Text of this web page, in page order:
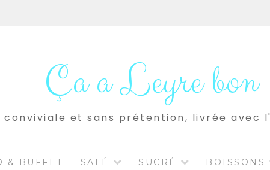
Ça a Leyre bon
conviviale et sans prétention, livrée avec
& BUFFET SALÉ SUCRÉ BOISSONS